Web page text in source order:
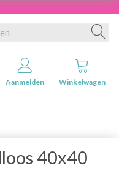
Aanmelden Winkelwagen
40x40